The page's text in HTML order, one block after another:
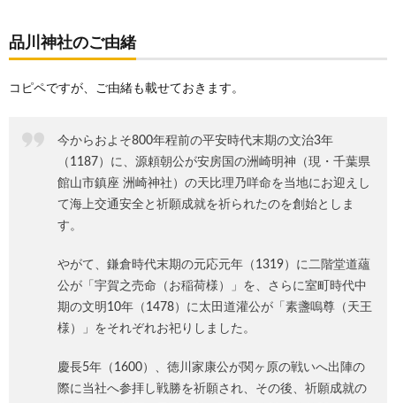
品川神社のご由緒
コピペですが、ご由緒も載せておきます。
今からおよそ800年程前の平安時代末期の文治3年
（1187）に、源頼朝公が安房国の洲崎明神（現・千葉県
館山市鎮座 洲崎神社）の天比理乃咩命を当地にお迎えし
て海上交通安全と祈願成就を祈られたのを創始としま
す。
やがて、鎌倉時代末期の元応元年（1319）に二階堂道蘊
公が「宇賀之売命（お稲荷様）」を、さらに室町時代中
期の文明10年（1478）に太田道灌公が「素盞嗚尊（天王
様）」をそれぞれお祀りしました。
慶長5年（1600）、徳川家康公が関ヶ原の戦いへ出陣の
際に当社へ参拝し戦勝を祈願され、その後、祈願成就の